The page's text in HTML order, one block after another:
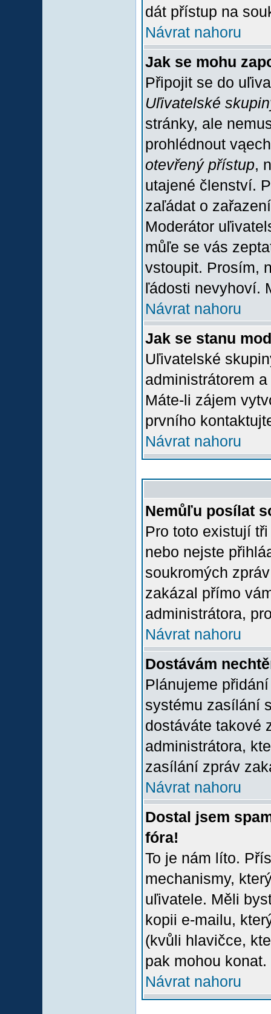
dát přístup na
Návrat nahoru
Jak se mohu
Připojit se do
Uľivatelské
stránky, ale
prohlédnout
otevřený přístup,
utajené členství.
zaľádat o
Moderátor
můľe se vás
vstoupit. Prosím,
ľádosti nevyhoví.
Návrat nahoru
Jak se stanu
Uľivatelské
administrátorem
Máte-li zájem
prvního
Návrat nahoru
Nemůľu posílat
Pro toto existují
nebo nejste
soukromých
zakázal přímo
administrátora,
Návrat nahoru
Dostávám
Plánujeme
systému zasílání
dostáváte takové
administrátora,
zasílání zpráv
Návrat nahoru
Dostal jsem
fóra!
To je nám líto.
mechanismy,
uľivatele. Měli
kopii e-mailu,
(kvůli hlavičce,
pak mohou konat.
Návrat nahoru